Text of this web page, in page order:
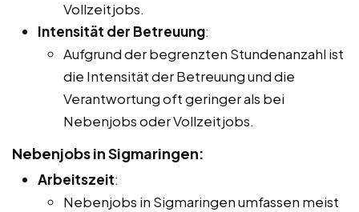
Vollzeitjobs.
Intensität der Betreuung:
Aufgrund der begrenzten Stundenanzahl ist
die Intensität der Betreuung und die
Verantwortung oft geringer als bei
Nebenjobs oder Vollzeitjobs.
Nebenjobs in Sigmaringen:
Arbeitszeit:
Nebenjobs in Sigmaringen umfassen meist